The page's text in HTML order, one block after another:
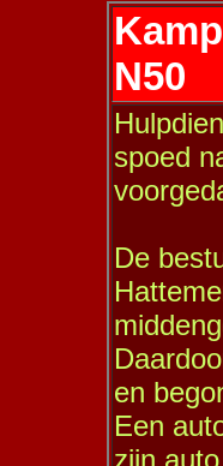
N50
spoed
De
en
Een
zijn